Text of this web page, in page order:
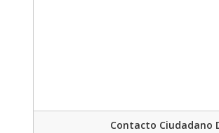
Contacto Ciudadano